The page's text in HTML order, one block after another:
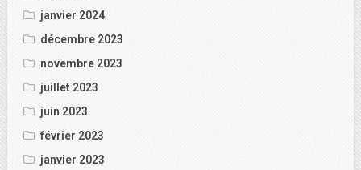
janvier 2024
décembre 2023
novembre 2023
juillet 2023
juin 2023
février 2023
janvier 2023